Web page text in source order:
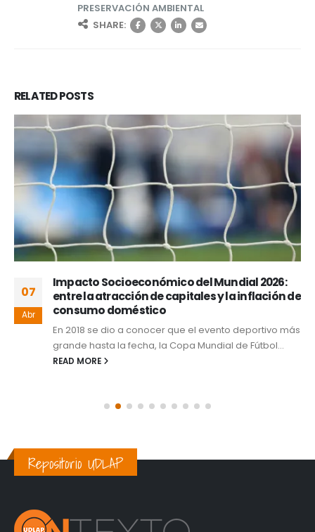
PRESERVACIÓN AMBIENTAL
SHARE:
RELATEDPOSTS
07
Abr
Impacto Socioeconómico del Mundial 2026:
entre la atracción de capitales y la inflación de
consumo doméstico
En 2018 se dio a conocer que el evento deportivo más
grande hasta la fecha, la Copa Mundial de Fútbol...
READ MORE
Repositorio UDLAP